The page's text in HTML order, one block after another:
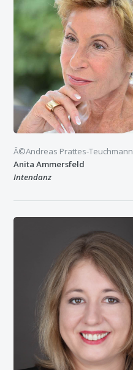
Â©Andreas Prattes-Teuchmann
Anita Ammersfeld
Intendanz